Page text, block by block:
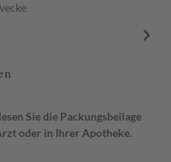
Sie die Packungsbeilage
oder in Ihrer Apotheke.